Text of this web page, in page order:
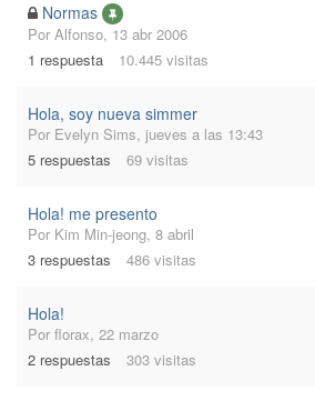
Normas
Por Alfonso, 13 abr 2006
1 respuesta 10.445 visitas
Hola, soy nueva simmer
Por Evelyn Sims, jueves a las 13:43
5 respuestas 69 visitas
Hola! me presento
Por Kim Min-jeong, 8 abril
3 respuestas 486 visitas
Hola!
Por florax, 22 marzo
2 respuestas 303 visitas